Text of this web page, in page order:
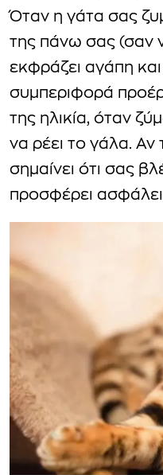
Όταν η γάτα σας
της πάνω σας (σαν
εκφράζει αγάπη
συμπεριφορά
της ηλικία, όταν
να ρέει το γάλα. Αν
σημαίνει ότι σας
προσφέρει